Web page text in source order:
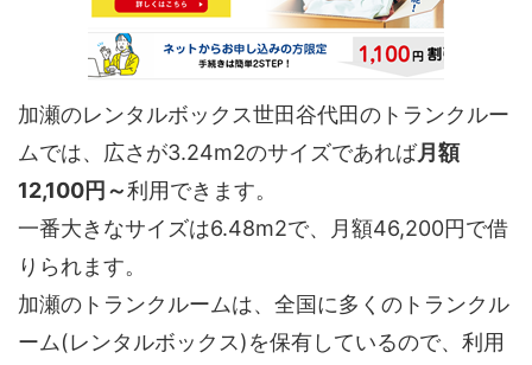
加瀬のレンタルボックス世田谷代田のトランクルー
ムでは、広さが3.24m2のサイズであれば月額
12,100円～利用できます。
一番大きなサイズは6.48m2で、月額46,200円で借
りられます。
加瀬のトランクルームは、全国に多くのトランクル
ーム(レンタルボックス)を保有しているので、利用